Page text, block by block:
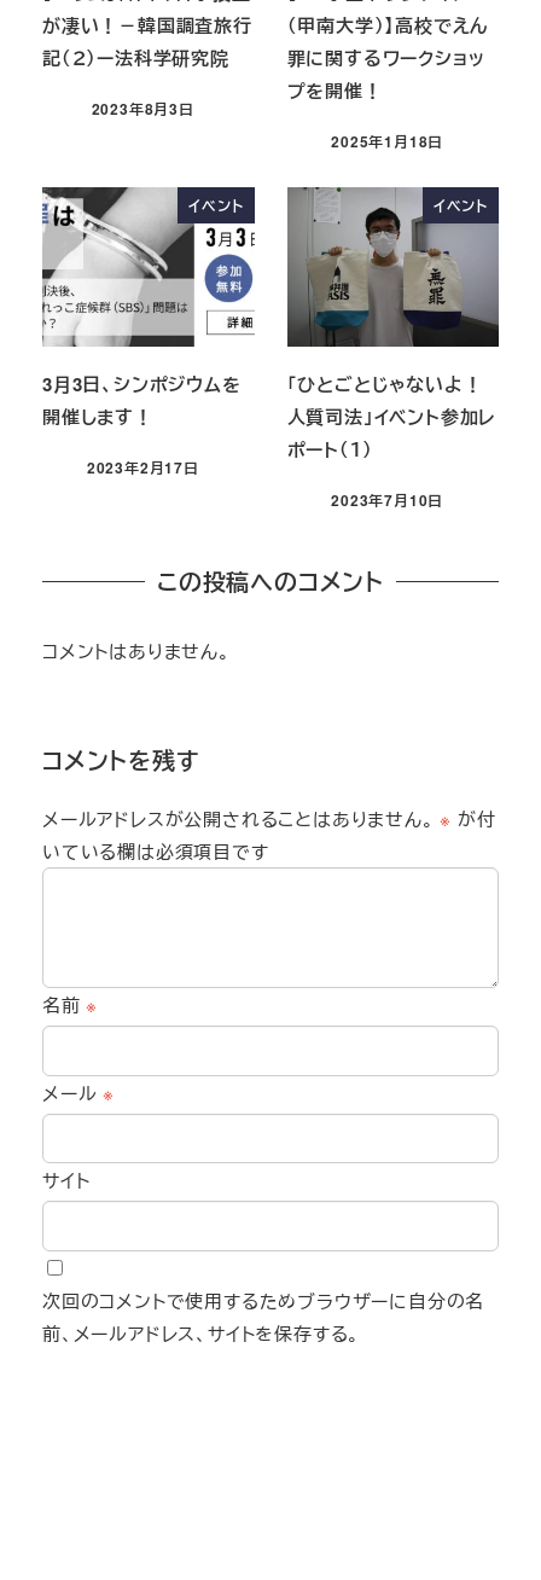
が凄い！－韓国調査旅行
記（２）ー法科学研究院
2023年8月3日
（甲南大学）】高校でえん
罪に関するワークショッ
プを開催！
2025年1月18日
イベント
3月3日、シンポジウムを
開催します！
2023年2月17日
イベント
「ひとごとじゃないよ！
人質司法」イベント参加レ
ポート（１）
2023年7月10日
この投稿へのコメント
コメントはありません。
コメントを残す
メールアドレスが公開されることはありません。 ※ が付
いている欄は必須項目です
名前※
メール※
サイト
次回のコメントで使用するためブラウザーに自分の名
前、メールアドレス、サイトを保存する。